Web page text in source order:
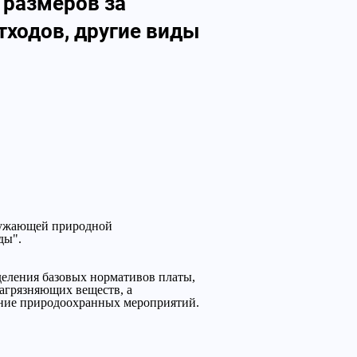
другие виды
природной
базовых нормативов платы,
веществ, а
природоохранных мероприятий.